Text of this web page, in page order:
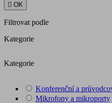
 OK
Filtrovat podle
Kategorie
Kategorie
Konferenční a
Mikrofony a mikroporty